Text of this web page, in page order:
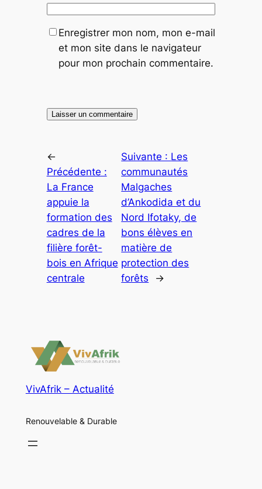
Enregistrer mon nom, mon e-mail
et mon site dans le navigateur
pour mon prochain commentaire.
←
Précédente :
La France
appuie la
formation des
cadres de la
filière forêt-
bois en Afrique
centrale
Suivante : Les
communautés
Malgaches
d’Ankodida et du
Nord Ifotaky, de
bons élèves en
matière de
protection des
forêts
→
VivAfrik – Actualité
Renouvelable & Durable